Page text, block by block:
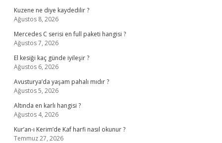
Kuzene ne diye kaydedilir ?
Ağustos 8, 2026
Mercedes C serisi en full paketi hangisi ?
Ağustos 7, 2026
El kesiği kaç günde iyileşir ?
Ağustos 6, 2026
Avusturya’da yaşam pahalı mıdır ?
Ağustos 5, 2026
Altında en karlı hangisi ?
Ağustos 4, 2026
Kur’an-ı Kerim’de Kaf harfi nasıl okunur ?
Temmuz 27, 2026